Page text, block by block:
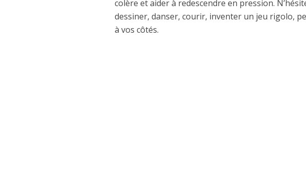
colère et aider à redescendre en pression.
dessiner, danser, courir, inventer un jeu rigolo,
à vos côtés.